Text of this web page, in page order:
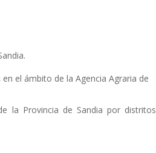
el ámbito de la Agencia Agraria de
la Provincia de Sandia por distritos